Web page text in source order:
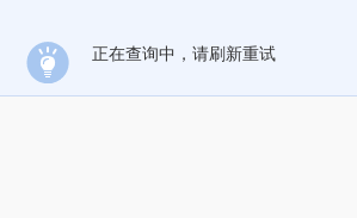
正在查询中，请刷新重试